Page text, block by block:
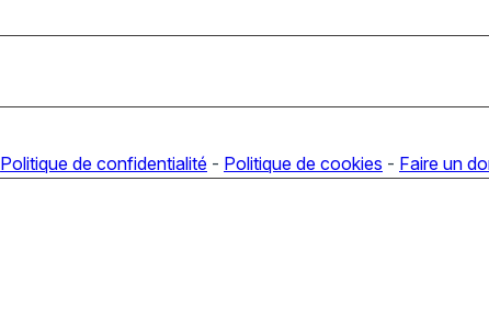
Politique de confidentialité - Politique de cookies - Faire un